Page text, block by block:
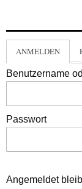
ANMELDEN
Benutzername
Passwort
Angemeldet